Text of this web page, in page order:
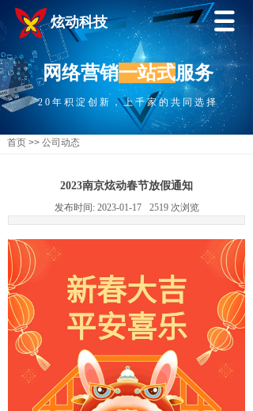
炫动科技
网络营销一站式服务
20年积淀创新，上千家的共同选择
首页 >> 公司动态
2023南京炫动春节放假通知
发布时间: 2023-01-17 2519 次浏览